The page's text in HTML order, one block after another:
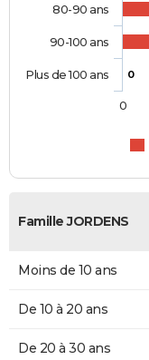
0
80-90 ans
90-100 ans
Plus de 100 ans
0
Famille JORDENS
Moins de 10 ans
De 10 à 20 ans
De 20 à 30 ans